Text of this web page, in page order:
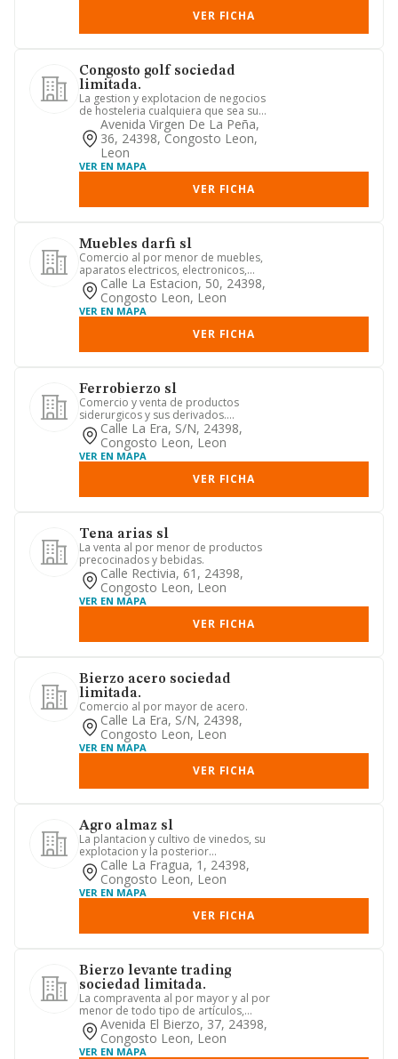
VER FICHA
Congosto golf sociedad
limitada.
La gestion y explotacion de negocios
de hosteleria cualquiera que sea su
forma, cafeterias, bares, ...
Avenida Virgen De La Peña,
36, 24398, Congosto Leon,
Leon
VER EN MAPA
VER FICHA
Muebles darfi sl
Comercio al por menor de muebles,
aparatos electricos, electronicos,
electrodomesticos, y otros apa...
Calle La Estacion, 50, 24398,
Congosto Leon, Leon
VER EN MAPA
VER FICHA
Ferrobierzo sl
Comercio y venta de productos
siderurgicos y sus derivados.
adquisicion de vehiculos, para el
trans...
Calle La Era, S/n, 24398,
Congosto Leon, Leon
VER EN MAPA
VER FICHA
Tena arias sl
La venta al por menor de productos
precocinados y bebidas.
Calle Rectivia, 61, 24398,
Congosto Leon, Leon
VER EN MAPA
VER FICHA
Bierzo acero sociedad
limitada.
Comercio al por mayor de acero.
Calle La Era, S/n, 24398,
Congosto Leon, Leon
VER EN MAPA
VER FICHA
Agro almaz sl
La plantacion y cultivo de vinedos, su
explotacion y la posterior
transformacion en bebidas alcohol...
Calle La Fragua, 1, 24398,
Congosto Leon, Leon
VER EN MAPA
VER FICHA
Bierzo levante trading
sociedad limitada.
La compraventa al por mayor y al por
menor de todo tipo de artículos,
maquinaria, herramientas, pie...
Avenida El Bierzo, 37, 24398,
Congosto Leon, Leon
VER EN MAPA